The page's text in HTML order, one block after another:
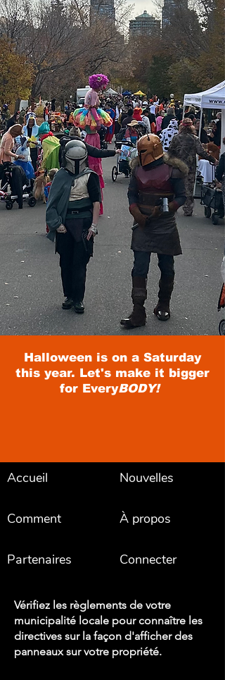
Halloween is on a Saturday
this year. Let's make it bigger
for EveryBODY!
Accueil
Comment
Partenaires
Nouvelles
À propos
Connecter
Vérifiez les règlements de votre
municipalité locale pour connaître les
directives sur la façon d'afficher des
panneaux sur votre propriété.